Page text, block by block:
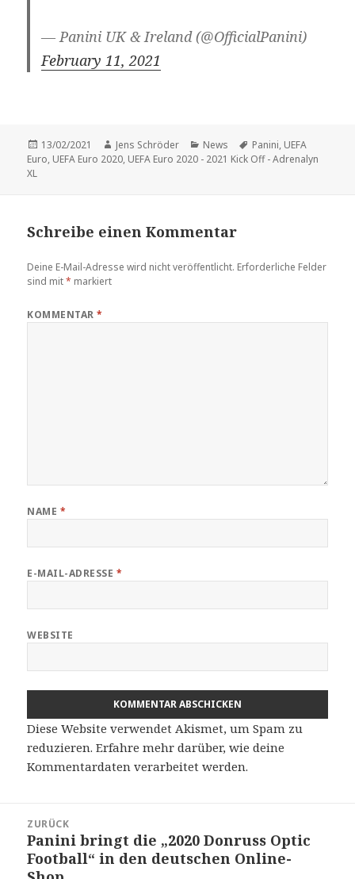
— Panini UK & Ireland (@OfficialPanini)
February 11, 2021
Veröffentlicht
am
13/02/2021 Autor
Jens Schröder Kategorien
News Schlagwörter
Panini, UEFA
Euro, UEFA Euro 2020, UEFA Euro 2020 - 2021 Kick Off - Adrenalyn
XL
Schreibe einen Kommentar
Deine E-Mail-Adresse wird nicht veröffentlicht. Erforderliche Felder
sind mit* markiert
KOMMENTAR*
NAME *
E-MAIL-ADRESSE *
WEBSITE
Diese Website verwendet Akismet, um Spam zu
reduzieren.Erfahre mehr darüber, wie deine
Kommentardaten verarbeitet werden.
ZURÜCK
Vorheriger
Beitrag:
Panini bringt die „2020 Donruss Optic
Football“ in den deutschen Online-